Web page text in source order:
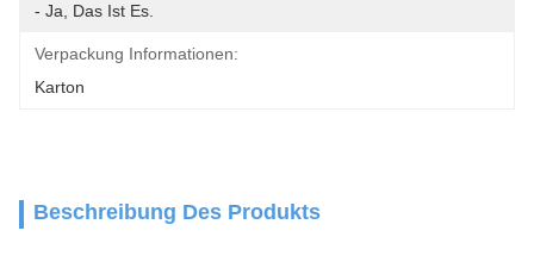
- Ja, Das Ist Es.
Verpackung Informationen:
Karton
Beschreibung Des Produkts